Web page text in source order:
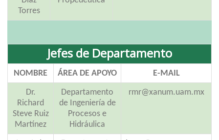
Torres
Jefes de Departamento
NOMBRE ÁREA DE APOYO E-MAIL
Dr.
Richard
Steve Ruiz
Martínez
Departamento
de Ingeniería de
Procesos e
Hidráulica
rmr@xanum.uam.mx